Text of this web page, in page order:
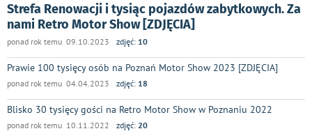
Strefa Renowacji i tysiąc pojazdów zabytkowych. Za
nami Retro Motor Show [ZDJĘCIA]
ponad rok temu 09.10.2023 zdjęć: 10
Prawie 100 tysięcy osób na Poznań Motor Show 2023 [ZDJĘCIA]
ponad rok temu 04.04.2023 zdjęć: 18
Blisko 30 tysięcy gości na Retro Motor Show w Poznaniu 2022
ponad rok temu 10.11.2022 zdjęć: 20